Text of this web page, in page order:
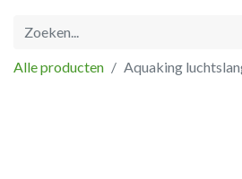
Alle producten Aquaking